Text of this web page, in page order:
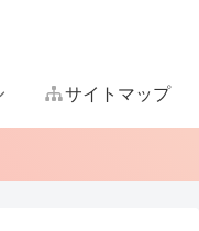
サイトマップ